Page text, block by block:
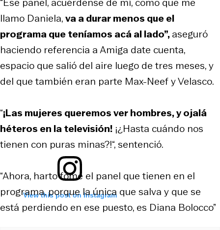
View this post on Instagram
llamo Daniela,va a durar menos que el
programa que teníamos acá al lado”,aseguró
haciendo referencia a Amiga date cuenta,
espacio que salió del aire luego de tres meses, y
del que también eran parte Max-Neef y Velasco.
“¡Las mujeres queremos ver hombres, y ojalá
héteros en la televisión! ¡¿Hasta cuándo nos
tienen con puras minas?!“, sentenció.
“Ahora, harto fome el panel que tienen en el
programa, porque la única que salva y que se
está perdiendo en ese puesto, es Diana Bolocco”